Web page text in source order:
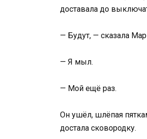
доставала до
— Будут, — сказала
— Я мыл.
— Мой ещё раз.
Он ушёл, шлёпая
достала сковородку.